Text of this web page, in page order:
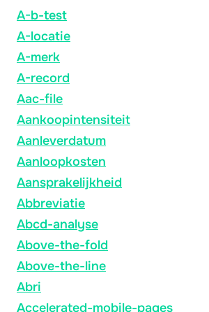
A-b-test
A-locatie
A-merk
A-record
Aac-file
Aankoopintensiteit
Aanleverdatum
Aanloopkosten
Aansprakelijkheid
Abbreviatie
Abcd-analyse
Above-the-fold
Above-the-line
Abri
Accelerated-mobile-pages